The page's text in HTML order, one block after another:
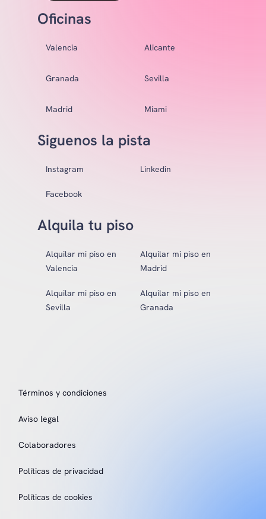
Oficinas
Valencia Alicante
Granada Sevilla
Madrid Miami
Siguenos la pista
Instagram Linkedin
Facebook
Alquila tu piso
Alquilar mi piso en
Valencia
Alquilar mi piso en
Madrid
Alquilar mi piso en
Sevilla
Alquilar mi piso en
Granada
Términos y condiciones
Aviso legal
Colaboradores
Políticas de privacidad
Políticas de cookies